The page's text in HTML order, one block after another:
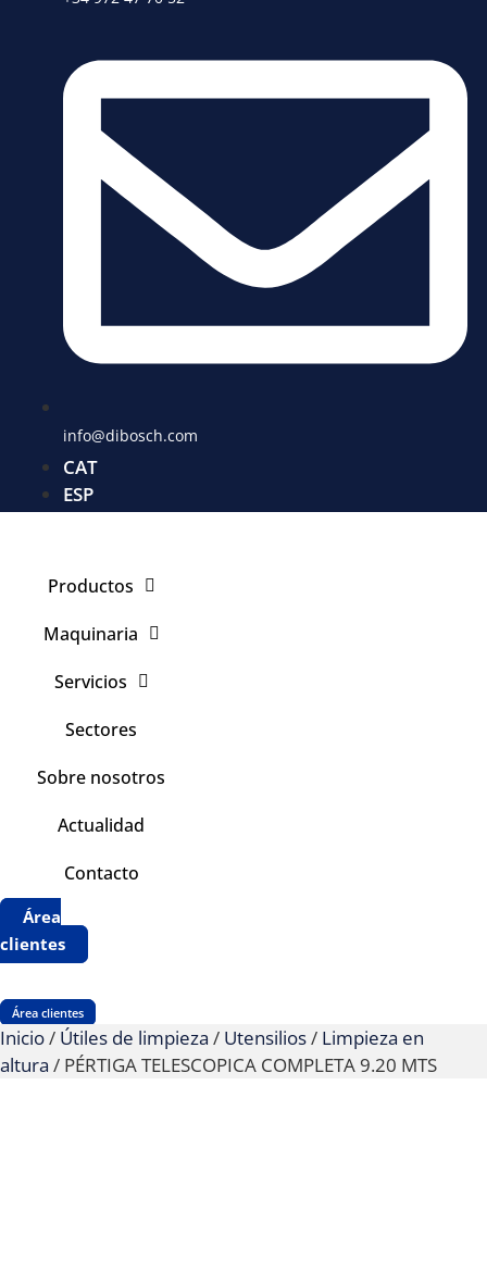
info@dibosch.com
CAT
ESP
Productos
Maquinaria
Servicios
Sectores
Sobre nosotros
Actualidad
Contacto
Área
clientes
Área clientes
Inicio/ Útiles de limpieza / Utensilios/ Limpieza en
altura / PÉRTIGA TELESCOPICA COMPLETA 9.20 MTS